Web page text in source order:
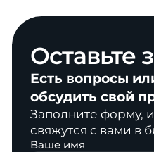
Оставьте
Есть вопросы
обсудить свой
Заполните форму,
свяжутся с вами в
Ваше имя